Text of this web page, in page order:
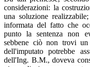
considerazioni: la
una soluzione
informata del fatto che
punto la sentenza non
sebbene ciò non trovi un
dell'imputato potrebbe
dell'Ing. B.M., doveva